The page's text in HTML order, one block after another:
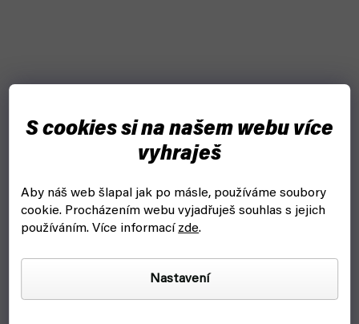
S cookies si na našem webu více
vyhraješ
Aby náš web šlapal jak po másle, používáme soubory
cookie. Procházením webu vyjadřuješ souhlas s jejich
používáním. Více informací zde.
Nastavení